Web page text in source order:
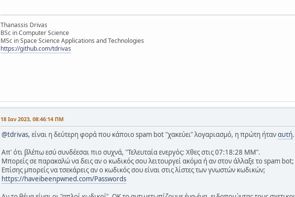
Thanassis Drivas
BSc in Computer Science
MSc in Space Science Applications and Technologies
https://github.com/tdrivas
18 Ιαν 2023, 08:46:14 ΠΜ
@tdrivas, είναι η δεύτερη φορά που κάποιο spam bot "χακεύει" λογαριασμό, η πρώτη ήταναυτή.
Απ' ότι βλέπω εσύ συνδέεσαι πιο συχνά, "Τελευταία ενεργός: Χθες στις 07:18:28 ΜΜ".
Μπορείς σε παρακαλώ να δεις αν ο κωδικός σου λειτουργεί ακόμα ή αν στον άλλαξε το spam bot;
Επίσης μπορείς να τσεκάρεις αν ο κωδικός σου είναι στις λίστες των γνωστών κωδικών;
https://haveibeenpwned.com/Passwords